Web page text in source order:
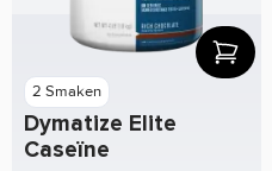
2 Smaken
Dymatize Elite
Caseïne